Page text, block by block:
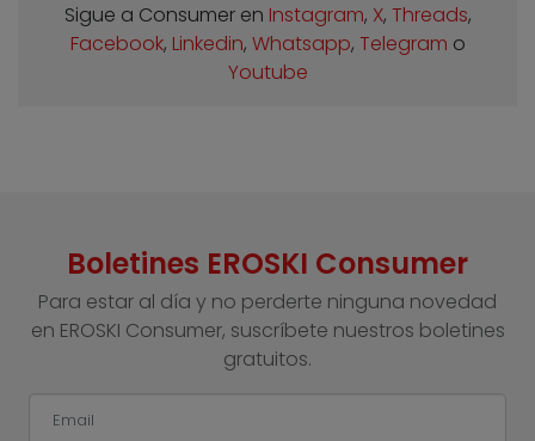
Sigue a Consumer en Instagram, X, Threads,
Facebook, Linkedin, Whatsapp, Telegram o
Youtube
Boletines EROSKI Consumer
Para estar al día y no perderte ninguna novedad
en EROSKI Consumer, suscríbete nuestros boletines
gratuitos.